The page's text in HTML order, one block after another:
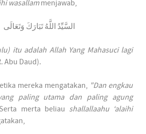
wasallammenjawab,
السَّيِّدُ اللَّهُ تَبَارَكَ وَتَعَالَى
itu adalah Allah Yang Mahasuci lagi
Abu Daud).
mereka mengatakan, "Dan engkau
paling utama dan paling agung
merta beliau shallallaahu ‘alaihi